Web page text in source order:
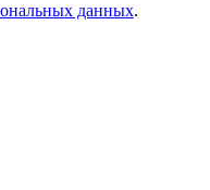
данных.